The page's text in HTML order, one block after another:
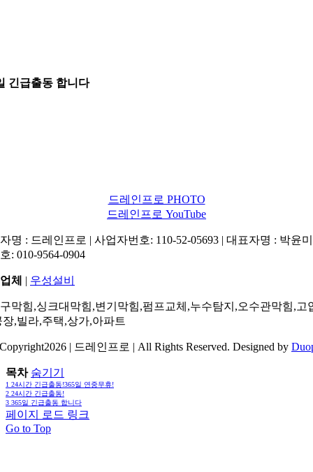
긴급출동 합니다
드레인프로 PHOTO
드레인프로 YouTube
명 : 드레인프로 | 사업자번호: 110-52-05693 | 대표자명 : 박윤
: 010-9564-0904
체 | 우성설비
막힘,싱크대막힘,변기막힘,펌프교체,누수탐지,오수관막힘,고
장,빌라,주택,상가,아파트
| 드레인프로 | All Rights Reserved. Designed by
목차 숨기기
1 24시간 긴급출동!365일 연중무휴!
2 24시간 긴급출동!
3 365일 긴급출동 합니다
페이지 로드 링크
Go to Top